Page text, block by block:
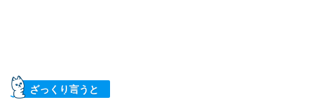
ざっくり言うと